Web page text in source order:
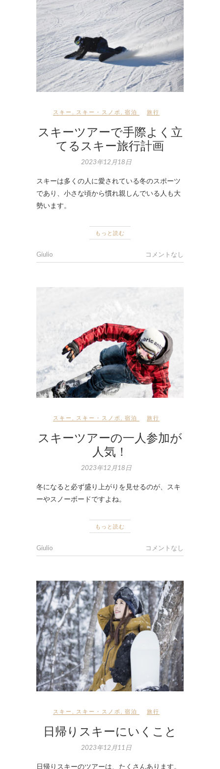
スキー スキー・スノボ 宿泊 旅行
スキーツアーで手際よく立
てるスキー旅行計画
2023年12月18日
スキーは多くの人に愛されている冬のスポーツ
であり、小さな頃から慣れ親しんでいる人も大
勢います。
もっと読む
Giulio コメントなし
スキー スキー・スノボ 宿泊 旅行
スキーツアーの一人参加が
人気！
2023年12月18日
冬になると必ず盛り上がりを見せるのが、スキ
ーやスノーボードですよね。
もっと読む
Giulio コメントなし
スキー スキー・スノボ 宿泊 旅行
日帰りスキーにいくこと
2023年12月11日
日帰りスキーのツアーは、たくさんあります。